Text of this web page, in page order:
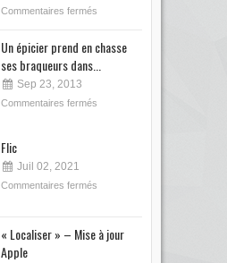
Commentaires fermés
Un épicier prend en chasse
ses braqueurs dans...
Sep 23, 2013
Commentaires fermés
Flic
Juil 02, 2021
Commentaires fermés
« Localiser » – Mise à jour
Apple